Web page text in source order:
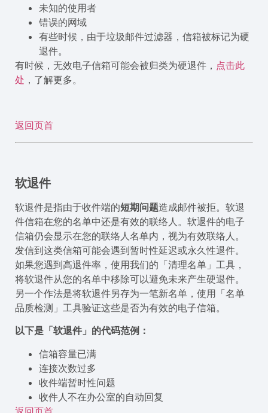
未知的使用者
错误的网域
有些时候，由于垃圾邮件过滤器，信箱被标记为硬
退件。
有时候，无效电子信箱可能会被归类为硬退件， 点击此
处 ，了解更多。
返回页首
软退件
软退件是指由于收件端的短期问题造成邮件被拒。软退
件信箱在您的名单中还是有效的联络人。软退件的电子
信箱仍会显示在您的联络人名单内，视为有效联络人。
发信到这类信箱可能会遇到暂时性延迟或永久性退件。
如果您遇到高退件率，使用我们的「清理名单」工具，
将软退件从您的名单中移除可以避免未来产生硬退件。
另一个作法是将软退件另存为一笔新名单，使用「名单
品质检测」工具验证这些是否为有效的电子信箱。
以下是「软退件」的代码范例：
信箱容量已满
连接次数过多
收件端暂时性问题
收件人不在办公室的自动回复